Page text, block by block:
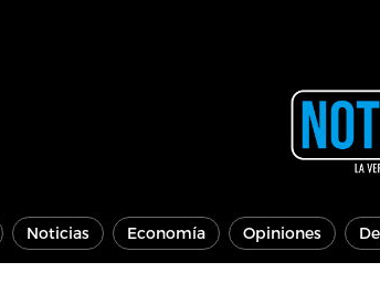
Noticias Economía Opiniones